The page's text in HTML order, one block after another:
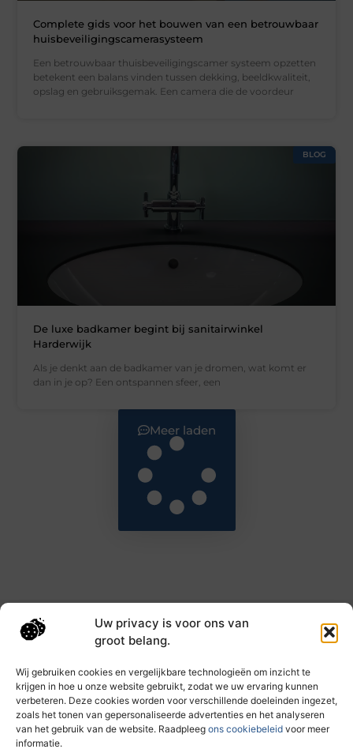
Uw privacy is voor ons van
groot belang.
Wij gebruiken cookies en vergelijkbare technologieën om inzicht te
krijgen in hoe u onze website gebruikt, zodat we uw ervaring kunnen
verbeteren. Deze cookies worden voor verschillende doeleinden ingezet,
zoals het tonen van gepersonaliseerde advertenties en het analyseren
van het gebruik van de website. Raadpleeg ons cookiebeleid voor meer
informatie.
Complete gids voor het bouwen van een betrouwbaar
huisbeveiligingscamerasysteem
Een betrouwbaar thuisbeveiligingscamer systeem opzetten
betekent een balans vinden tussen dekking, beeldkwaliteit,
opslag en gebruiksgemak. Een camera die de voordeur
BLOG
De luxe badkamer begint bij sanitairwinkel
Harderwijk
Als je denkt aan de badkamer van je dromen, wat komt er
dan in je op? Een ontspannen sfeer, een
Meer laden
Main Links
Dagelijks nieuwe inzichten op taec.nl
Artikelen vol kennis, inspiratie en praktische tips die